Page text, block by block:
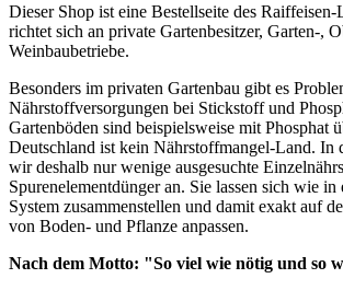
Dieser Shop ist eine Bestellseite des
richtet sich an private Gartenbesitzer, Garten-,
Weinbaubetriebe.
Besonders im privaten Gartenbau gibt es
Nährstoffversorgungen bei Stickstoff und
Gartenböden sind beispielsweise mit Phosphat
Deutschland ist kein Nährstoffmangel-Land. In
wir deshalb nur wenige ausgesuchte
Spurenelementdünger an. Sie lassen sich wie in
System zusammenstellen und damit exakt auf
von Boden- und Pflanze anpassen.
Nach dem Motto: "So viel wie nötig und so